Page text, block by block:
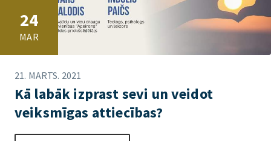
21. MARTS. 2021
Kā labāk izprast sevi un veidot
veiksmīgas attiecības?
24
MAR